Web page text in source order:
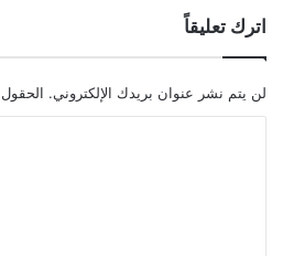
مصنعا
م
ا
و
ق
ع
ا
ت
اترك تعليقاً
لن يتم نشر عنوان بريدك الإلكتروني. الحقول